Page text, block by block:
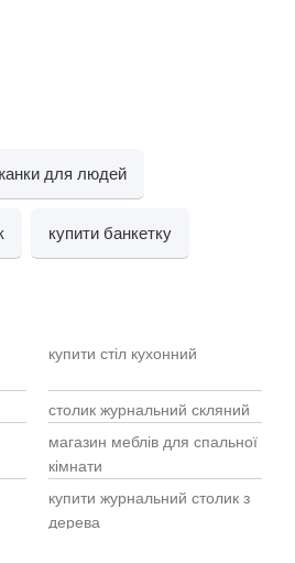
для людей
купити банкетку
купити стіл кухонний
столик журнальний скляний
магазин меблів для спальної
кімнати
купити журнальний столик з
дерева